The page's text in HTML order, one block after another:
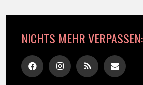
NICHTS MEHR VERPASSEN: